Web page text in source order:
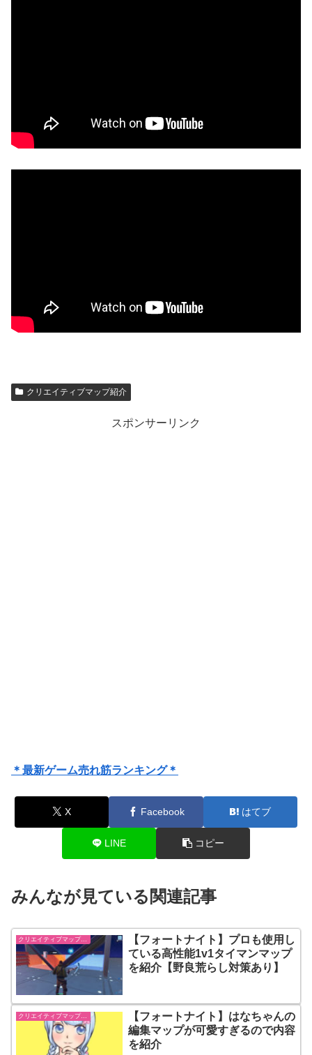
クリエイティブマップ紹介
スポンサーリンク
＊最新ゲーム売れ筋ランキング＊
X Facebook はてブ
LINE コピー
みんなが見ている関連記事
クリエイティブマップ紹介
【フォートナイト】プロも使用し
ている高性能1v1タイマンマップ
を紹介【野良荒らし対策あり】
クリエイティブマップ紹介
【フォートナイト】はなちゃんの
編集マップが可愛すぎるので内容
を紹介